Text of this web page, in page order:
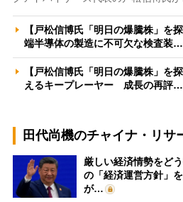
【戸松信博氏「明日の爆騰株」を
端半導体の製造に不可欠な検査装…
【戸松信博氏「明日の爆騰株」を
えるキープレーヤー 成長の再評…
田代尚機のチャイナ・リサ
厳しい経済情勢をど
の「経済運営方針」
が…